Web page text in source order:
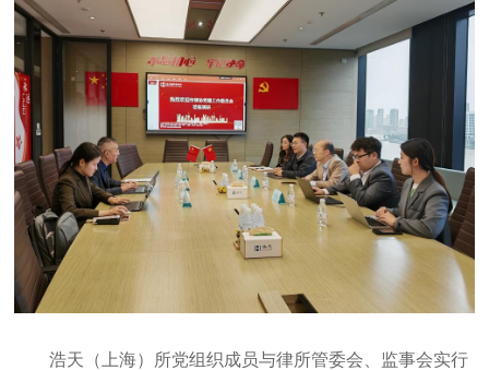
浩天（上海）所党组织成员与律所管委会、监事会实行